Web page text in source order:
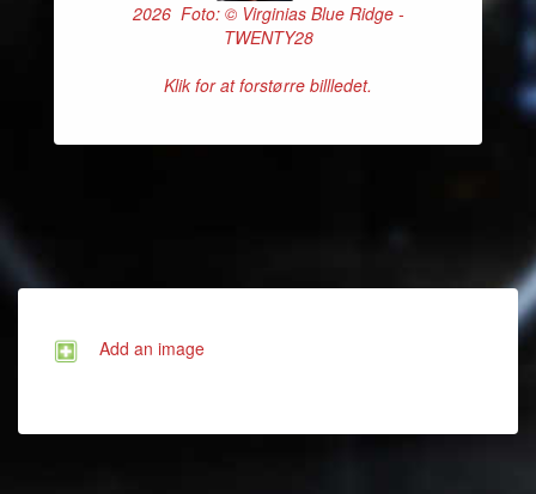
2026 Foto: © Virginias Blue Ridge -
TWENTY28
Klik for at forstørre billledet.
Add an image